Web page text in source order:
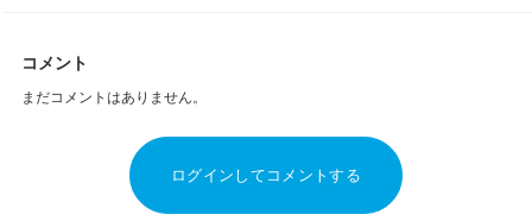
コメント
まだコメントはありません。
ログインしてコメントする